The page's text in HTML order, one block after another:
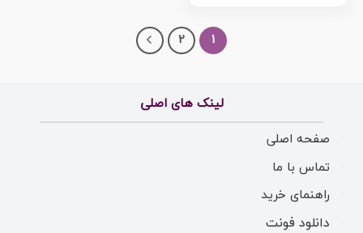
1
2
لینک های اصلی
صفحه اصلی
تماس با ما
راهنمای خرید
دانلود فونت